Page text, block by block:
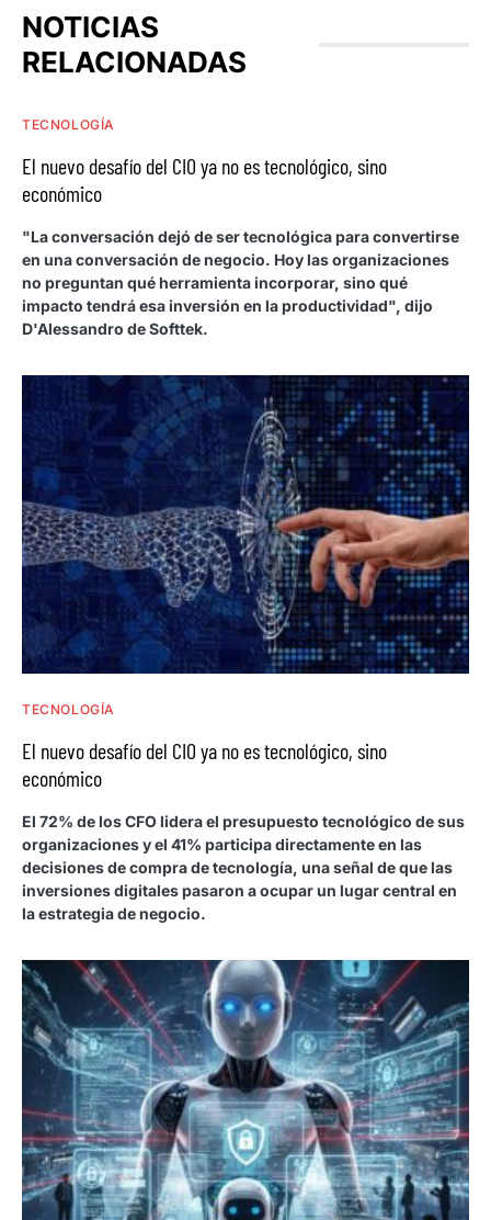
NOTICIAS
RELACIONADAS
TECNOLOGÍA
El nuevo desafío del CIO ya no es tecnológico, sino
económico
"La conversación dejó de ser tecnológica para convertirse
en una conversación de negocio. Hoy las organizaciones
no preguntan qué herramienta incorporar, sino qué
impacto tendrá esa inversión en la productividad", dijo
D'Alessandro de Softtek.
TECNOLOGÍA
El nuevo desafío del CIO ya no es tecnológico, sino
económico
El 72% de los CFO lidera el presupuesto tecnológico de sus
organizaciones y el 41% participa directamente en las
decisiones de compra de tecnología, una señal de que las
inversiones digitales pasaron a ocupar un lugar central en
la estrategia de negocio.